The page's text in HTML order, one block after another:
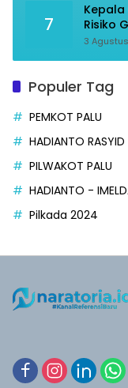
7
Kepala
Risiko
3
Populer Tag
PEMKOT PALU
HADIANTO RASYID
PILWAKOT PALU
HADIANTO -
Pilkada 2024